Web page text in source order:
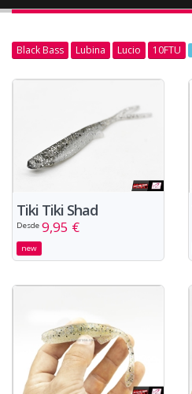
Black Bass Lubina Lucio 10FTU
Tiki Tiki Shad
Desde 9,95 €
new